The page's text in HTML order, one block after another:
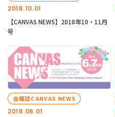
2018.10.01
【CANVAS NEWS】2018年10・11月
号
2018.06.01
会報誌CANVAS NEWS